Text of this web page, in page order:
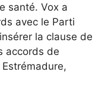
santé. Vox a
avec le Parti
la clause de
accords de
Estrémadure,